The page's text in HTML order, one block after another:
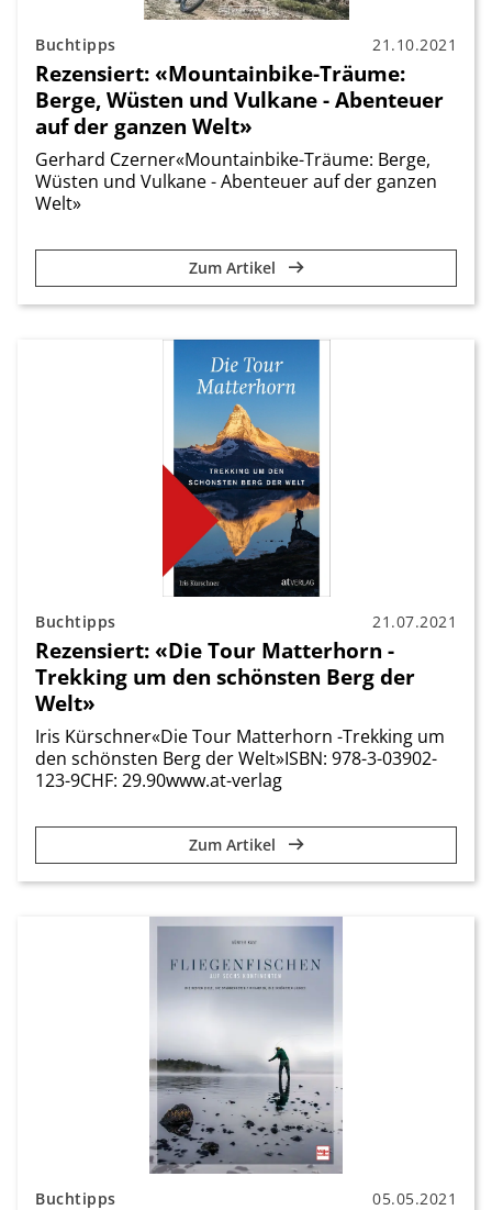
Buchtipps 21.10.2021
Rezensiert: «Mountainbike-Träume:
Berge, Wüsten und Vulkane - Abenteuer
auf der ganzen Welt»
Gerhard Czerner«Mountainbike-Träume: Berge,
Wüsten und Vulkane - Abenteuer auf der ganzen
Welt»
Zum Artikel
Buchtipps 21.07.2021
Rezensiert: «Die Tour Matterhorn -
Trekking um den schönsten Berg der
Welt»
Iris Kürschner«Die Tour Matterhorn -Trekking um
den schönsten Berg der Welt»ISBN: 978-3-03902-
123-9CHF: 29.90www.at-verlag
Zum Artikel
Buchtipps 05.05.2021